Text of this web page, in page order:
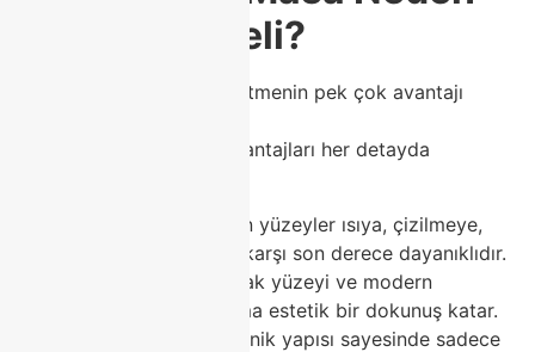
Tercih Edilmeli?
Bir porselen masa tercih etmenin pek çok avantajı
Class Home olarak, bu avantajları her detayda
Porselen yüzeyler ısıya, çizilmeye,
lekeye ve darbelere karşı son derece dayanıklıdır.
Parlak yüzeyi ve modern
çizgileriyle her ortama estetik bir dokunuş katar.
Hijyenik yapısı sayesinde sadece